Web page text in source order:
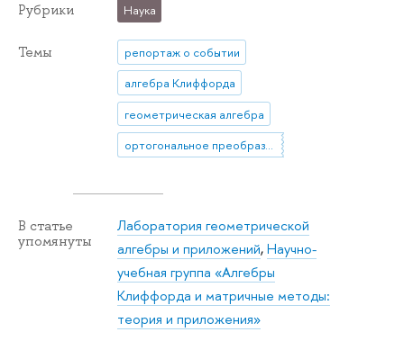
Рубрики Наука
Темы
репортаж о событии
алгебра Клиффорда
геометрическая алгебра
ортогональное преобразование
В статье
упомянуты
Лаборатория геометрической
алгебры и приложений,Научно-
учебная группа «Алгебры
Клиффорда и матричные методы:
теория и приложения»